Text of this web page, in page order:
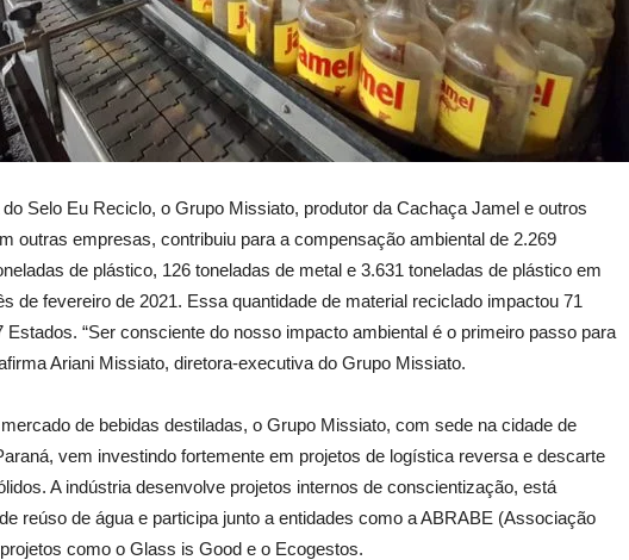
Selo Eu Reciclo, o Grupo Missiato, produtor da Cachaça Jamel e outros
outras empresas, contribuiu para a compensação ambiental de 2.269
de plástico, 126 toneladas de metal e 3.631 toneladas de plástico em
de fevereiro de 2021. Essa quantidade de material reciclado impactou 71
“Ser consciente do nosso impacto ambiental é o primeiro passo para
Ariani Missiato, diretora-executiva do Grupo Missiato.
de bebidas destiladas, o Grupo Missiato, com sede na cidade de
vem investindo fortemente em projetos de logística reversa e descarte
A indústria desenvolve projetos internos de conscientização, está
reúso de água e participa junto a entidades como a ABRABE (Associação
como o Glass is Good e o Ecogestos.